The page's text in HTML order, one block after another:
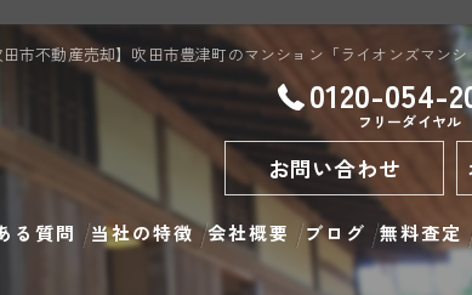
田市不動産売却】吹田市豊津町のマンション「ライオンズマン
0120-054-
フリーダイヤル
お問い合わせ
る質問 当社の特徴 会社概要 ブログ 無料査定